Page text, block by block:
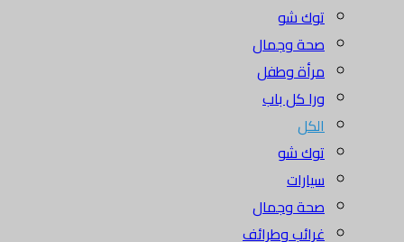
توك شو
صحة وجمال
مرأة وطفل
ورا كل باب
الكل
توك شو
سيارات
صحة وجمال
غرائب وطرائف